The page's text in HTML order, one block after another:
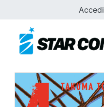
Accedi